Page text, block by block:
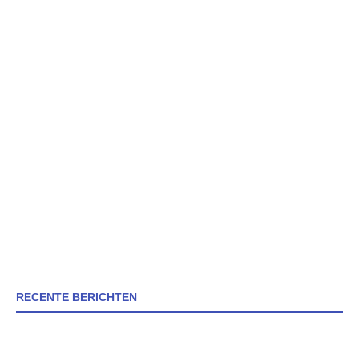
RECENTE BERICHTEN